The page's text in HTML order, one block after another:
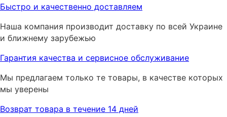
Быстро и качественно доставляем
Наша компания производит доставку по всей Украине
и ближнему зарубежью
Гарантия качества и сервисное обслуживание
Мы предлагаем только те товары, в качестве которых
мы уверены
Возврат товара в течение 14 дней